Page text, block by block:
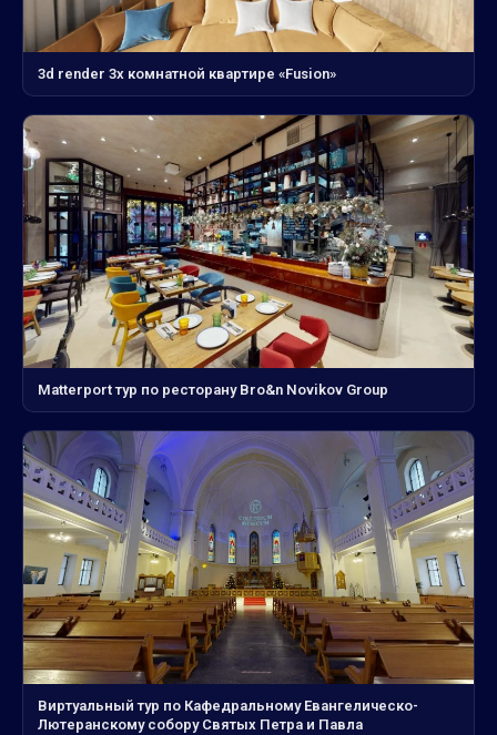
3d render 3х комнатной квартире «Fusion»
Matterport тур по ресторану Bro&n Novikov Group
Виртуальный тур по Кафедральному Евангелическо-
Лютеранскому собору Святых Петра и Павла